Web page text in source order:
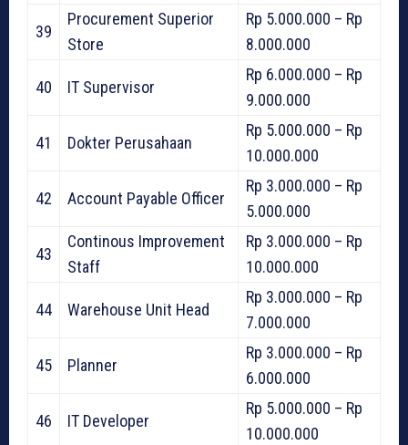
39
Procurement Superior
Store
Rp 5.000.000 – Rp
8.000.000
40 IT Supervisor
Rp 6.000.000 – Rp
9.000.000
41 Dokter Perusahaan
Rp 5.000.000 – Rp
10.000.000
42 Account Payable Officer
Rp 3.000.000 – Rp
5.000.000
43
Continous Improvement
Staff
Rp 3.000.000 – Rp
10.000.000
44 Warehouse Unit Head
Rp 3.000.000 – Rp
7.000.000
45 Planner
Rp 3.000.000 – Rp
6.000.000
46 IT Developer
Rp 5.000.000 – Rp
10.000.000